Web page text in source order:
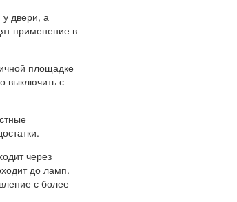
у двери, а
применение в
площадке
выключить с
через
до ламп.
с более